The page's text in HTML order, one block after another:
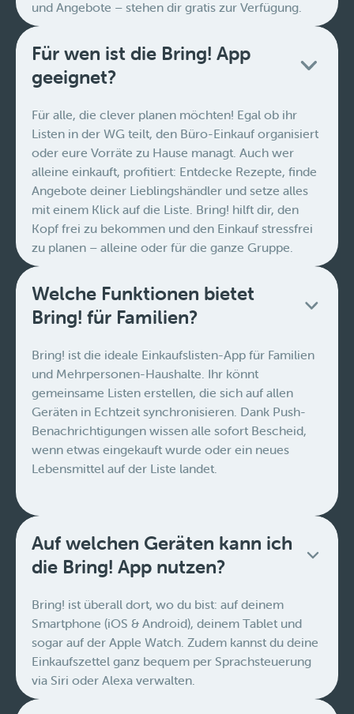
und Angebote – stehen dir gratis zur Verfügung.
Für wen ist die Bring! App
geeignet?
Für alle, die clever planen möchten! Egal ob ihr
Listen in der WG teilt, den Büro-Einkauf organisiert
oder eure Vorräte zu Hause managt. Auch wer
alleine einkauft, profitiert: Entdecke Rezepte, finde
Angebote deiner Lieblingshändler und setze alles
mit einem Klick auf die Liste. Bring! hilft dir, den
Kopf frei zu bekommen und den Einkauf stressfrei
zu planen – alleine oder für die ganze Gruppe.
Welche Funktionen bietet
Bring! für Familien?
Bring! ist die ideale Einkaufslisten-App für Familien
und Mehrpersonen-Haushalte. Ihr könnt
gemeinsame Listen erstellen, die sich auf allen
Geräten in Echtzeit synchronisieren. Dank Push-
Benachrichtigungen wissen alle sofort Bescheid,
wenn etwas eingekauft wurde oder ein neues
Lebensmittel auf der Liste landet.
Auf welchen Geräten kann ich
die Bring! App nutzen?
Bring! ist überall dort, wo du bist: auf deinem
Smartphone (iOS & Android), deinem Tablet und
sogar auf der Apple Watch. Zudem kannst du deine
Einkaufszettel ganz bequem per Sprachsteuerung
via Siri oder Alexa verwalten.